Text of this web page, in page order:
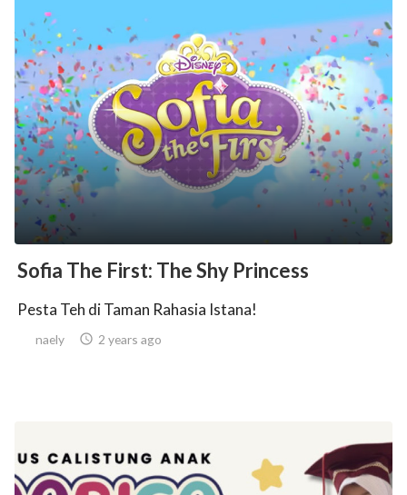
Sofia The First: The Shy Princess
Pesta Teh di Taman Rahasia Istana!
naely  2 years ago